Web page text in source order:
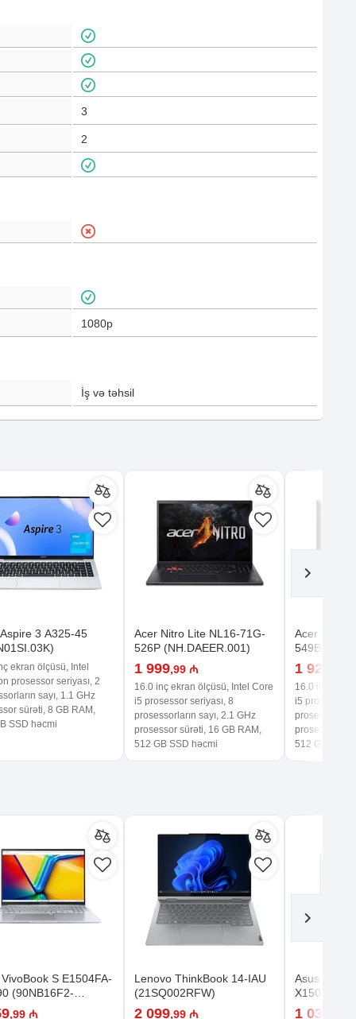
3
2
1080p
İş və təhsil
3 A325-45
ekran ölçüsü, Intel
prosessor seriyası, 2
sayı, 1.1 GHz
sürəti, 8 GB RAM,
SSD həcmi
Acer Nitro Lite NL16-71G-
526P (NH.DAEER.001)
1 999,99 ₼
16.0 inç ekran ölçüsü, Intel Core
i5 prosessor seriyası, 8
prosessorların sayı, 2.1 GHz
prosessor sürəti, 16 GB RAM,
512 GB SSD həcmi
Acer Nitro
549B
1 929
16.0 inç
i5 prosessor
prosessor
512 GB SSD
S E1504FA-
(90NB16F2-
,99 ₼
Lenovo ThinkBook 14-IAU
(21SQ002RFW)
2 099,99 ₼
Asus
X1504VA-
1 039